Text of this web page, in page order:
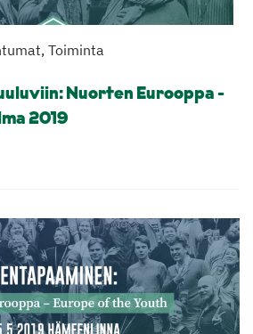
Toiminta
Nuorten Eurooppa -
2019